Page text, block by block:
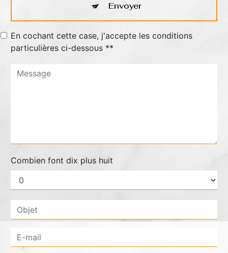
Combien font dix plus huit
En cochant cette case, j'accepte les conditions
particulières ci-dessous **
Envoyer